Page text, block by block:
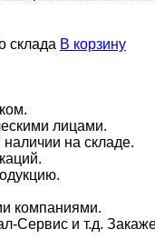
склада В корзину
лицами.
на складе.
компаниями.
и т.д.